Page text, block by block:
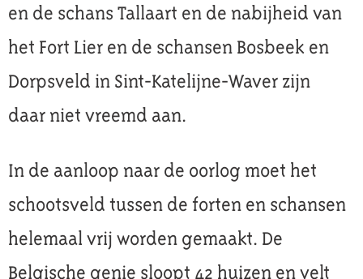
en de schans Tallaart en de nabijheid van
het Fort Lier en de schansen Bosbeek en
Dorpsveld in Sint-Katelijne-Waver zijn
daar niet vreemd aan.
In de aanloop naar de oorlog moet het
schootsveld tussen de forten en schansen
helemaal vrij worden gemaakt. De
Belgische genie sloopt 42 huizen en velt